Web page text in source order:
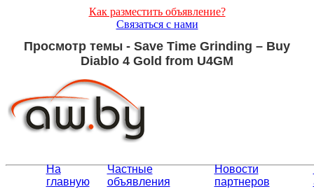
Как разместить объявление?
Связаться с нами
Просмотр темы - Save Time Grinding – Buy
Diablo 4 Gold from U4GM
На
главную
Частные
объявления
Новости
партнеров